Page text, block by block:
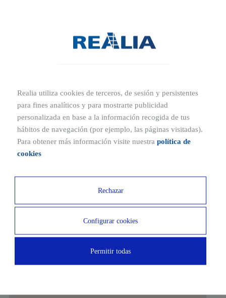
Ubicaciones cercanas
10 MIN
Polideportivo Ciudad de
Columbia
15 MIN
Residencia de mayores
DomusVi Tres Cantos
10 MIN
Realia utiliza cookies de terceros, de sesión y persistentes
para fines analíticos y para mostrarte publicidad
personalizada en base a la información recogida de tus
hábitos de navegación (por ejemplo, las páginas visitadas).
Para obtener más información visite nuestra política de
cookies
Rechazar
Configurar cookies
Permitir todas